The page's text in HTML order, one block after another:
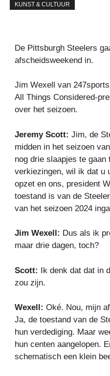
KUNST & CULTUUR
De Pittsburgh Steelers
afscheidsweekend in.
Jim Wexell van
All Things Considered-
over het seizoen.
Jeremy Scott: Jim, de
midden in het seizoen
nog drie slaapjes te gaan
verkiezingen, wil ik dat u
opzet en ons, president
toestand is van de
van het seizoen 2024
Jim Wexell: Dus als ik
maar drie dagen, toch?
Scott: Ik denk dat dat in
zou zijn.
Wexell: Oké. Nou, mijn
Ja, de toestand van de
hun verdediging. Maar
hun centen aangelopen.
schematisch een klein